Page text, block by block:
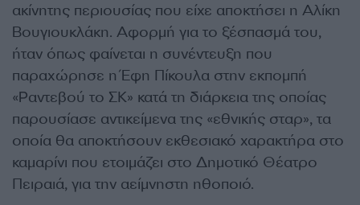
ακίνητης περιουσίας που είχε αποκτήσει η Αλίκη
Βουγιουκλάκη. Αφορμή για το ξέσπασμά του,
ήταν όπως φαίνεται η συνέντευξη που
παραχώρησε η Έφη Πίκουλα στην εκπομπή
«Ραντεβού το ΣΚ» κατά τη διάρκεια της οποίας
παρουσίασε αντικείμενα της «εθνικής σταρ», τα
οποία θα αποκτήσουν εκθεσιακό χαρακτήρα στο
καμαρίνι που ετοιμάζει στο Δημοτικό Θέατρο
Πειραιά, για την αείμνηστη ηθοποιό.